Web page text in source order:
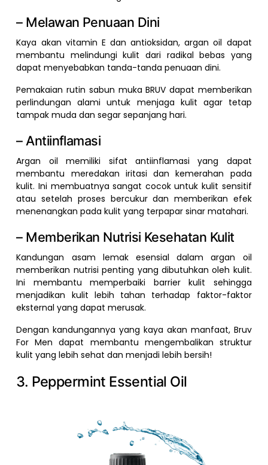
– Melawan Penuaan Dini
Kaya akan vitamin E dan antioksidan, argan oil dapat
membantu melindungi kulit dari radikal bebas yang
dapat menyebabkan tanda-tanda penuaan dini.
Pemakaian rutin sabun muka BRUV dapat memberikan
perlindungan alami untuk menjaga kulit agar tetap
tampak muda dan segar sepanjang hari.
– Antiinflamasi
Argan oil memiliki sifat antiinflamasi yang dapat
membantu meredakan iritasi dan kemerahan pada
kulit. Ini membuatnya sangat cocok untuk kulit sensitif
atau setelah proses bercukur dan memberikan efek
menenangkan pada kulit yang terpapar sinar matahari.
– Memberikan Nutrisi Kesehatan Kulit
Kandungan asam lemak esensial dalam argan oil
memberikan nutrisi penting yang dibutuhkan oleh kulit.
Ini membantu memperbaiki barrier kulit sehingga
menjadikan kulit lebih tahan terhadap faktor-faktor
eksternal yang dapat merusak.
Dengan kandungannya yang kaya akan manfaat, Bruv
For Men dapat membantu mengembalikan struktur
kulit yang lebih sehat dan menjadi lebih bersih!
3. Peppermint Essential Oil